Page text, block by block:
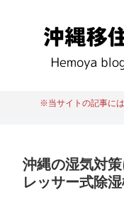
※当サイトの記事に
沖縄の湿気対
レッサー式除